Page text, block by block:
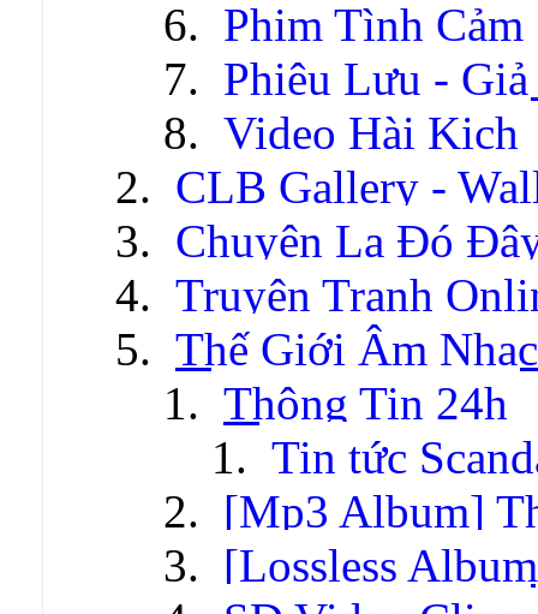
Phim Tình Cảm
Phiêu Lưu -
Video Hài Kịch
CLB Gallery -
Chuyện Lạ Đó
Truyện Tranh
Thế Giới Âm Nhạc
Thông Tin 24h
Tin tức
[Mp3 Album]
[Lossless